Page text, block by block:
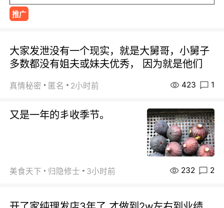
推广
大家发泄没有一个现实，就是大舅哥，小舅子
多数都没有姐夫或妹夫优秀， 因为就是他们
真情秘密 匿名 2小时前 423 1
又是一年的丯收季节。
美食天下 归隐修士 3小时前 232 2